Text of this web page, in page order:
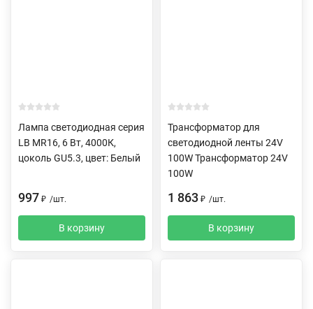
Лампа светодиодная серия
LB MR16, 6 Вт, 4000К,
цоколь GU5.3, цвет: Белый
997 ₽ /шт.
В корзину
Трансформатор для
светодиодной ленты 24V
100W Трансформатор 24V
100W
1 863 ₽ /шт.
В корзину